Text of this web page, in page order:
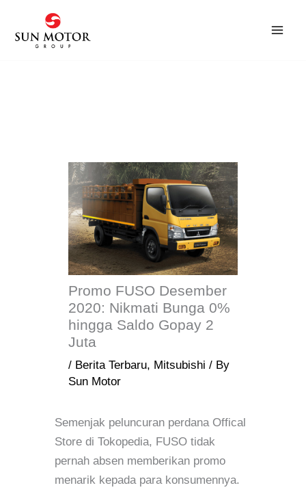
content
Promo FUSO Desember
2020: Nikmati Bunga 0%
hingga Saldo Gopay 2
Juta
/ Berita Terbaru, Mitsubishi / By
Sun Motor
Semenjak peluncuran perdana Offical
Store di Tokopedia, FUSO tidak
pernah absen memberikan promo
menarik kepada para konsumennya.